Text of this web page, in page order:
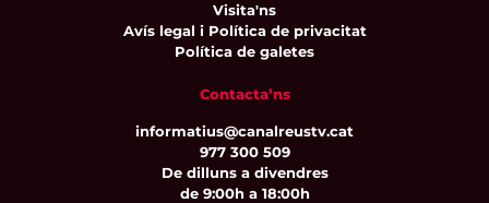
Visita'ns
Avís legal i Política de privacitat
Política de galetes
Contacta’ns
informatius@canalreustv.cat
977 300 509
De dilluns a divendres
de 9:00h a 18:00h